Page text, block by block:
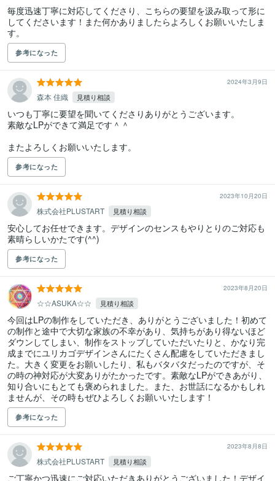
毎度迅速丁寧に対応してくださり、こちらの要望を汲み取って形に
してくださいます！また何かありましたらよろしくお願いいたしま
す。
参考になった
2024年3月9日
森本 佳織 見積り相談
いつも丁寧に要望を聞いてくださりありがとうございます。
素敵なLPができて満足です＾＾
またよろしくお願いいたします。
参考になった
2023年10月20日
株式会社PLUSTART 見積り相談
安心してお任せできます。デザインのセンスもやりとりのご対応も
素晴らしいかたです(^^)
参考になった
2023年8月20日
☆☆ASUKA☆☆ 見積り相談
今回はLPの制作をしていただき、ありがとうございました！初めて
の制作と途中で大切な家族の不幸があり、気持ちがあり得ないほど
ダウンしてしまい、制作をストップしていただいたりと、かなり完
成までにユリカゴデザインさんにたくさん配慮をしていただきまし
た。大きく変更をお願いしたり、私もバタバタだったのですが、そ
の時の神対応が大変ありがたかったです。素敵なLPができあがり、
知り合いにもとても褒められました。また、お世話になるかもしれ
ませんが、その時もぜひよろしくお願いいたします！
参考になった
2023年8月8日
株式会社PLUSTART 見積り相談
ご丁寧かつ迅速にご対応いただきありがとうございました！デザイ